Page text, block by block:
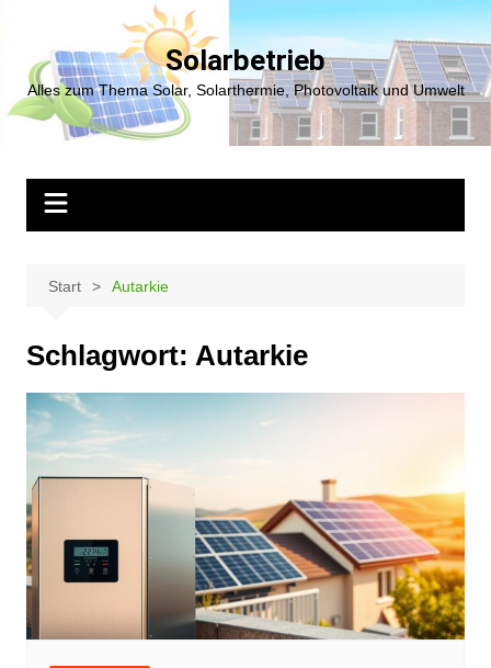
springen
Solarbetrieb
Alles zum Thema Solar, Solarthermie, Photovoltaik und Umwelt
Start Autarkie
Schlagwort: Autarkie